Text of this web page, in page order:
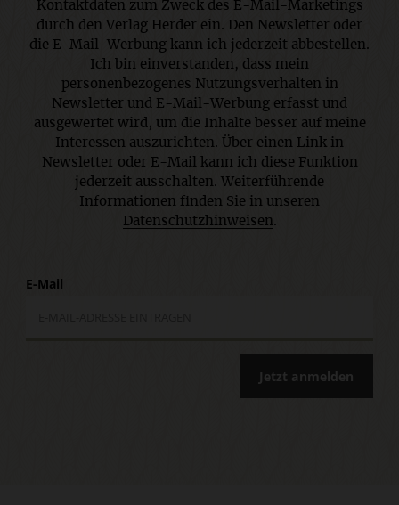
Kontaktdaten zum Zweck des E-Mail-Marketings
durch den Verlag Herder ein. Den Newsletter oder
die E-Mail-Werbung kann ich jederzeit abbestellen.
Ich bin einverstanden, dass mein
personenbezogenes Nutzungsverhalten in
Newsletter und E-Mail-Werbung erfasst und
ausgewertet wird, um die Inhalte besser auf meine
Interessen auszurichten. Über einen Link in
Newsletter oder E-Mail kann ich diese Funktion
jederzeit ausschalten. Weiterführende
Informationen finden Sie in unseren
Datenschutzhinweisen.
E-Mail
Jetzt anmelden